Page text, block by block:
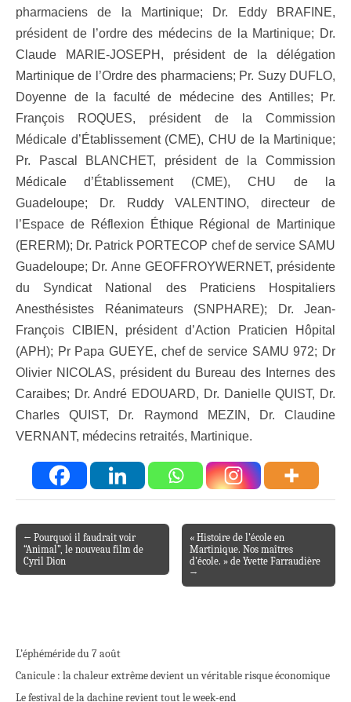
pharmaciens de la Martinique; Dr. Eddy BRAFINE,
président de l’ordre des médecins de la Martinique; Dr.
Claude MARIE-JOSEPH, président de la délégation
Martinique de l’Ordre des pharmaciens; Pr. Suzy DUFLO,
Doyenne de la faculté de médecine des Antilles; Pr.
François ROQUES, président de la Commission
Médicale d’Établissement (CME), CHU de la Martinique;
Pr. Pascal BLANCHET, président de la Commission
Médicale d’Établissement (CME), CHU de la
Guadeloupe; Dr. Ruddy VALENTINO, directeur de
l’Espace de Réflexion Éthique Régional de Martinique
(ERERM); Dr. Patrick PORTECOP chef de service SAMU
Guadeloupe; Dr. Anne GEOFFROYWERNET, présidente
du Syndicat National des Praticiens Hospitaliers
Anesthésistes Réanimateurs (SNPHARE); Dr. Jean-
François CIBIEN, président d’Action Praticien Hôpital
(APH); Pr Papa GUEYE, chef de service SAMU 972; Dr
Olivier NICOLAS, président du Bureau des Internes des
Caraibes; Dr. André EDOUARD, Dr. Danielle QUIST, Dr.
Charles QUIST, Dr. Raymond MEZIN, Dr. Claudine
VERNANT, médecins retraités, Martinique.
Post navigation
← Pourquoi il faudrait voir
“Animal”, le nouveau film de
Cyril Dion
« Histoire de l’école en
Martinique. Nos maîtres
d’école. » de Yvette Farraudière
→
L’éphéméride du 7 août
Canicule : la chaleur extrême devient un véritable risque économique
Le festival de la dachine revient tout le week-end